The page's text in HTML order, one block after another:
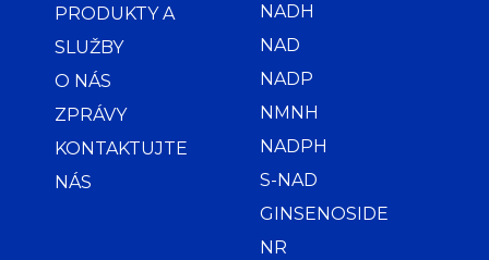
PRODUKTY A
SLUŽBY
O NÁS
ZPRÁVY
KONTAKTUJTE
NÁS
NADH
NAD
NADP
NMNH
NADPH
S-NAD
GINSENOSIDE
NR